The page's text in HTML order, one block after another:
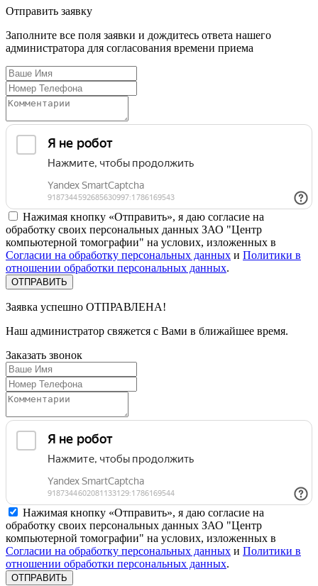
Отправить заявку
Заполните все поля заявки и дождитесь ответа нашего
администратора для согласования времени приема
Нажимая кнопку «Отправить», я даю согласие на
обработку своих персональных данных ЗАО "Центр
компьютерной томографии" на услових, изложенных в
Согласии на обработку персональных данных и Политики в
отношении обработки персональных данных.
Заявка успешно ОТПРАВЛЕНА!
Наш администратор свяжется с Вами в ближайшее время.
Заказать звонок
Нажимая кнопку «Отправить», я даю согласие на
обработку своих персональных данных ЗАО "Центр
компьютерной томографии" на услових, изложенных в
Согласии на обработку персональных данных и Политики в
отношении обработки персональных данных.